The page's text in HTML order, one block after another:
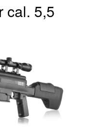
cal. 5,5